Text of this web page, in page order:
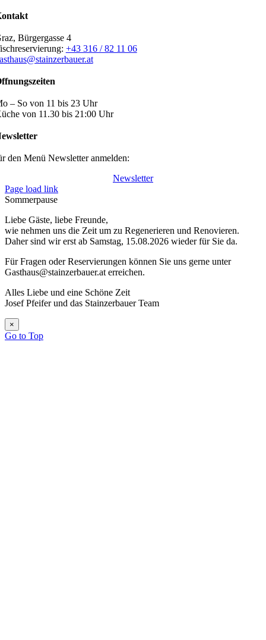
Bürgergasse 4
+43 316 / 82 11 06
– So von 11 bis 23 Uhr
von 11.30 bis 21:00 Uhr
den Menü Newsletter anmelden:
Newsletter
Page load link
Sommerpause
Liebe Gäste, liebe Freunde,
wie nehmen uns die Zeit um zu Regenerieren und Renovieren.
Daher sind wir erst ab Samstag, 15.08.2026 wieder für Sie da.
Für Fragen oder Reservierungen können Sie uns gerne unter
Gasthaus@stainzerbauer.at erreichen.
Alles Liebe und eine Schöne Zeit
Josef Pfeifer und das Stainzerbauer Team
×
Go to Top